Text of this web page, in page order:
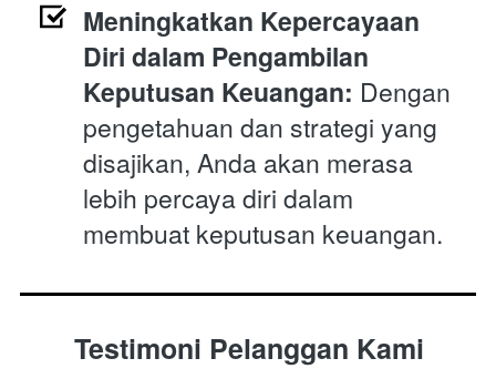
Meningkatkan Kepercayaan
Diri dalam Pengambilan
Keputusan Keuangan: Dengan
pengetahuan dan strategi yang
disajikan, Anda akan merasa
lebih percaya diri dalam
membuat keputusan keuangan.
Testimoni Pelanggan Kami